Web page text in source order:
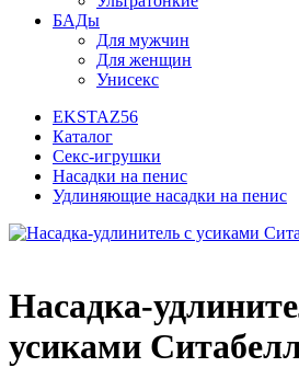
БАДы
Для мужчин
Для женщин
Унисекс
EKSTAZ56
Каталог
Секс-игрушки
Насадки на пенис
Удлиняющие насадки на пенис
Насадка-
усиками